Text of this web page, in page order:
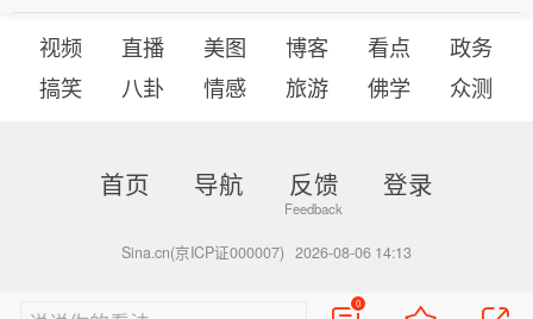
视频 直播 美图 博客 看点
政务
搞笑
八卦 情感 旅游 佛学 众测
首页 导航 反馈 登录
Sina.cn(京ICP证000007) 2026-08-06 14:13
0